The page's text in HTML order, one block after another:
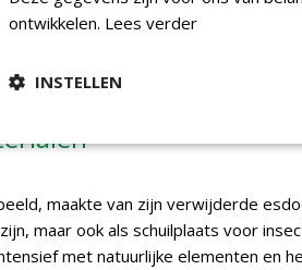
boven tegels en beton, omdat
een natuurlijke tuin.'
werken bewust
maakte van zijn verwijderde
maar ook als schuilplaats voor
met natuurlijke elementen en
ontwikkelen. Lees verder
INSTELLEN